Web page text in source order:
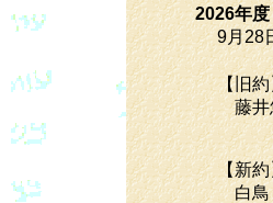
2026年度
9月28日
【旧約
藤井悠香
【新約
白鳥 友